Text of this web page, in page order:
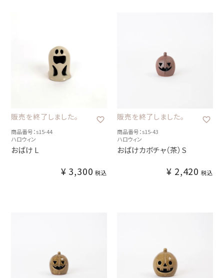
販売を終了しました。
商品番号：s15-44
ハロウィン
おばけ L
¥ 3,300 税込
販売を終了しました。
商品番号：s15-43
ハロウィン
おばけカボチャ（茶）S
¥ 2,420 税込